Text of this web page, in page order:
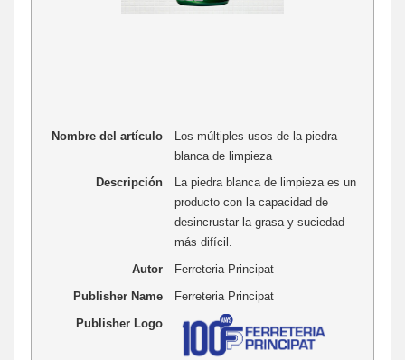
Nombre del artículo
Los múltiples usos de la piedra
blanca de limpieza
Descripción
La piedra blanca de limpieza es un
producto con la capacidad de
desincrustar la grasa y suciedad
más difícil.
Autor
Ferreteria Principat
Publisher Name
Ferreteria Principat
Publisher Logo